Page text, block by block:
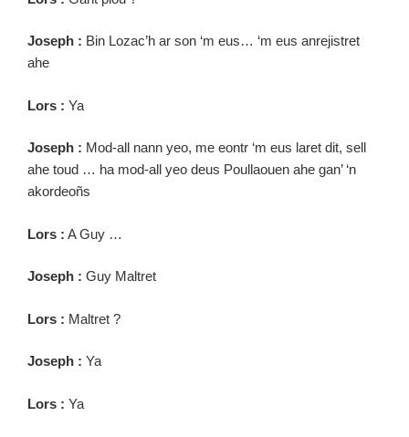
Joseph : Bin Lozac’h ar son ‘m eus… ‘m eus anrejistret
ahe
Lors : Ya
Joseph : Mod-all nann yeo, me eontr ‘m eus laret dit, sell
ahe toud … ha mod-all yeo deus Poullaouen ahe gan’ ‘n
akordeoñs
Lors : A Guy …
Joseph : Guy Maltret
Lors : Maltret ?
Joseph : Ya
Lors : Ya